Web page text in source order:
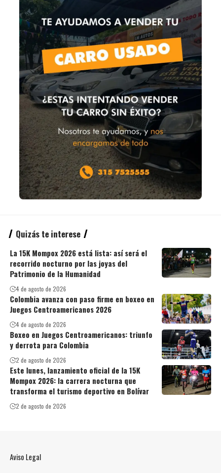
Quizás te interese
La 15K Mompox 2026 está lista: así será el
recorrido nocturno por las joyas del
Patrimonio de la Humanidad
4 de agosto de 2026
Colombia avanza con paso firme en boxeo en
Juegos Centroamericanos 2026
4 de agosto de 2026
Boxeo en Juegos Centroamericanos: triunfo
y derrota para Colombia
2 de agosto de 2026
Este lunes, lanzamiento oficial de la 15K
Mompox 2026: la carrera nocturna que
transforma el turismo deportivo en Bolívar
2 de agosto de 2026
Aviso Legal